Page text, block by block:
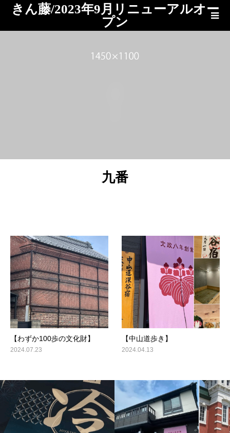
きん藤/2023年9月リニューアルオー
プン
九番
【わずか100歩の文化財】
2024.07.23
【中山道歩き】
2024.04.13